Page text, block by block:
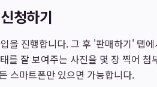
청하기
을 진행합니다. 그 후 '판매하기' 탭
를 잘 보여주는 사진을 몇 장 찍어 첨
스마트폰만 있으면 가능합니다.